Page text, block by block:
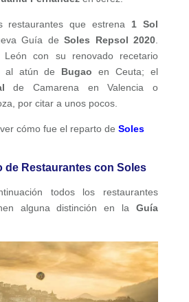
restaurantes que estrena 1 Sol
Guía deSoles Repsol 2020
con su renovado recetario
al atún de Bugao en Ceuta; el
de Camarena en Valencia o
por citar a unos pocos.
cómo fue el reparto de Soles
de Restaurantes con Soles
todos los restaurantes
alguna distinción en laGuía